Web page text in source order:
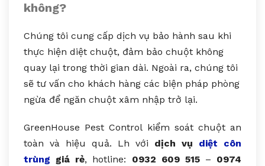
không?
Chúng tôi cung cấp dịch vụ bảo hành sau khi
thực hiện diệt chuột, đảm bảo chuột không
quay lại trong thời gian dài. Ngoài ra, chúng tôi
sẽ tư vấn cho khách hàng các biện pháp phòng
ngừa để ngăn chuột xâm nhập trở lại.
GreenHouse Pest Control kiểm soát chuột an
toàn và hiệu quả. Lh với dịch vụ diệt côn
trùng giá rẻ, hotline: 0932 609 515– 0974